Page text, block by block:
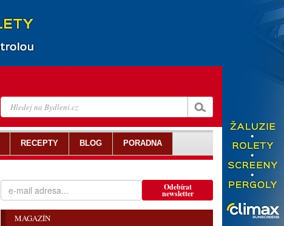
Odebírat
newsletter
MAGAZÍN
RECEPTY BLOG PORADNA